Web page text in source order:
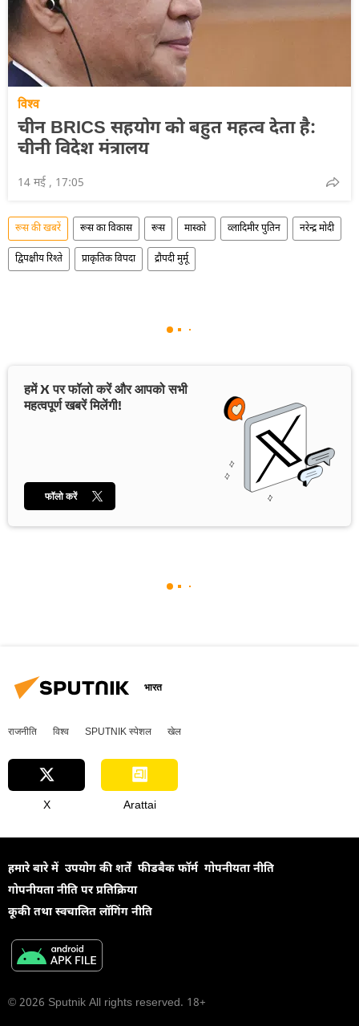
विश्व
चीन BRICS सहयोग को बहुत महत्व देता है:
चीनी विदेश मंत्रालय
14 मई , 17:05
रूस की खबरें रूस का विकास रूस मास्को व्लादिमीर पुतिन नरेन्द्र मोदी
द्विपक्षीय रिश्ते प्राकृतिक विपदा द्रौपदी मुर्मू
हमें X पर फॉलो करें और आपको सभी
महत्वपूर्ण खबरें मिलेंगी!
फॉलो करें
भारत
राजनीति विश्व SPUTNIK स्पेशल खेल
X Arattai
हमारे बारे में उपयोग की शर्तें फीडबैक फॉर्म गोपनीयता नीति
गोपनीयता नीति पर प्रतिक्रिया
कूकी तथा स्वचालित लॉगिंग नीति
© 2026 Sputnik All rights reserved. 18+